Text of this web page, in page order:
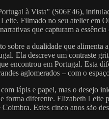
à Vista" (S06E46),
Filmado no seu atelier em
que capturam a
a dualidade que alimenta
Ela descreve um contraste
encontrou em Portugal. Esta
aglomerados – com o
lápis e papel, mas o desejo
forma diferente. Elizabeth Leite
Estes cinco anos são